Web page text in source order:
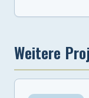
Weitere